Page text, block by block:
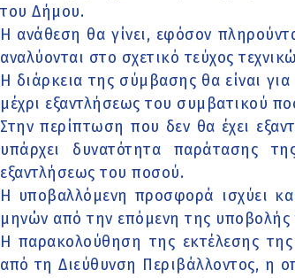
του Δήμου.
Η ανάθεση θα γίνει, εφόσον
αναλύονται στο σχετικό τεύχος
Η διάρκεια της σύμβασης θα είναι
μέχρι εξαντλήσεως του συμβατικού
Στην περίπτωση που δεν θα έχει
υπάρχει δυνατότητα παράτασης
εξαντλήσεως του ποσού.
Η υποβαλλόμενη προσφορά ισχύει
μηνών από την επόμενη της υποβολής
Η παρακολούθηση της εκτέλεσης
από τη Διεύθυνση Περιβάλλοντος, η